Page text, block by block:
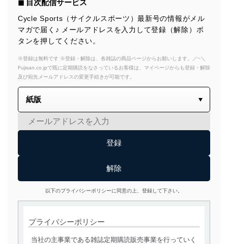
◼︎ 目次配信サービス
Cycle Sports（サイクルスポーツ）最新号の情報がメル
マガで届く♪ メールアドレスを入力して登録（解除）ボ
タンを押してください。
※登録は無料です ※登録・解除は、各雑誌の商品ページからお願いします。／~＼
Fujisan.co.jpで既に定期購読をなさっているお客様は、マイページからも登録・解除
及び宛先メールアドレスの変更手続きが可能です。
以下のプライバシーポリシーに同意の上、登録して下さい。
プライバシーポリシー
当社の主事業である雑誌定期購読販売事業を行っていく